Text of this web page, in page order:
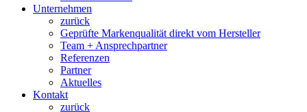
Unternehmen
zurück
Geprüfte Markenqualität direkt vom Hersteller
Team + Ansprechpartner
Referenzen
Partner
Aktuelles
Kontakt
zurück